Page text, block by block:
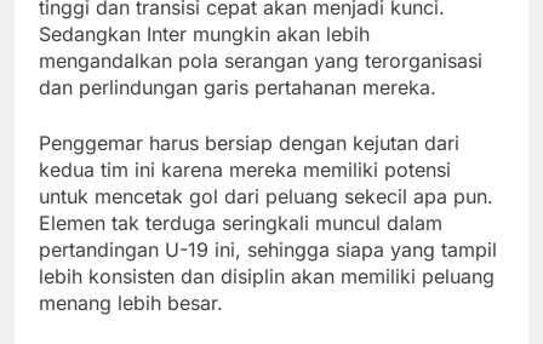
tinggi dan transisi cepat akan menjadi kunci.
Sedangkan Inter mungkin akan lebih
mengandalkan pola serangan yang terorganisasi
dan perlindungan garis pertahanan mereka.
Penggemar harus bersiap dengan kejutan dari
kedua tim ini karena mereka memiliki potensi
untuk mencetak gol dari peluang sekecil apa pun.
Elemen tak terduga seringkali muncul dalam
pertandingan U-19 ini, sehingga siapa yang tampil
lebih konsisten dan disiplin akan memiliki peluang
menang lebih besar.